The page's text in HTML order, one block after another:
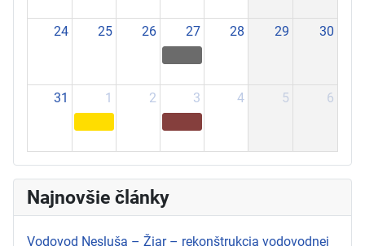
24 25 26 27 28 29 30
31 1 2 3 4 5 6
Najnovšie články
Vodovod Nesluša – Žiar – rekonštrukcia vodovodnej